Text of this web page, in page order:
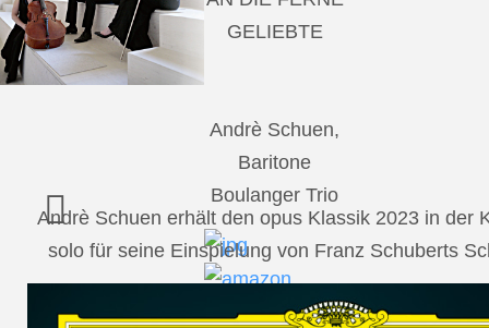
GELIEBTE
Andrè Schuen,
Baritone
Boulanger Trio
Andrè Schuen erhält den opus Klassik 2023 in der
solo für seine Einspielung von Franz Schuberts